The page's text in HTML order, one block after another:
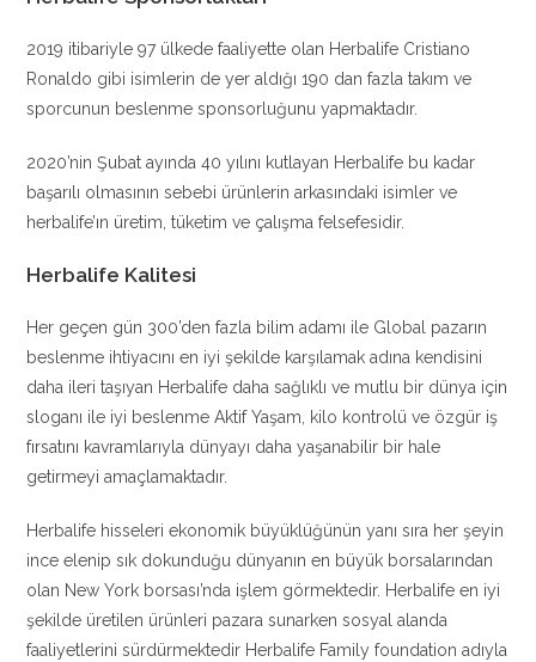
2019 itibariyle 97 ülkede faaliyette olan Herbalife Cristiano
Ronaldo gibi isimlerin de yer aldığı 190 dan fazla takım ve
sporcunun beslenme sponsorluğunu yapmaktadır.
2020’nin Şubat ayında 40 yılını kutlayan Herbalife bu kadar
başarılı olmasının sebebi ürünlerin arkasındaki isimler ve
herbalife’ın üretim, tüketim ve çalışma felsefesidir.
Herbalife Kalitesi
Her geçen gün 300’den fazla bilim adamı ile Global pazarın
beslenme ihtiyacını en iyi şekilde karşılamak adına kendisini
daha ileri taşıyan Herbalife daha sağlıklı ve mutlu bir dünya için
sloganı ile iyi beslenme Aktif Yaşam, kilo kontrolü ve özgür iş
fırsatını kavramlarıyla dünyayı daha yaşanabilir bir hale
getirmeyi amaçlamaktadır.
Herbalife hisseleri ekonomik büyüklüğünün yanı sıra her şeyin
ince elenip sık dokunduğu dünyanın en büyük borsalarından
olan New York borsası’nda işlem görmektedir. Herbalife en iyi
şekilde üretilen ürünleri pazara sunarken sosyal alanda
faaliyetlerini sürdürmektedir Herbalife Family foundation adıyla